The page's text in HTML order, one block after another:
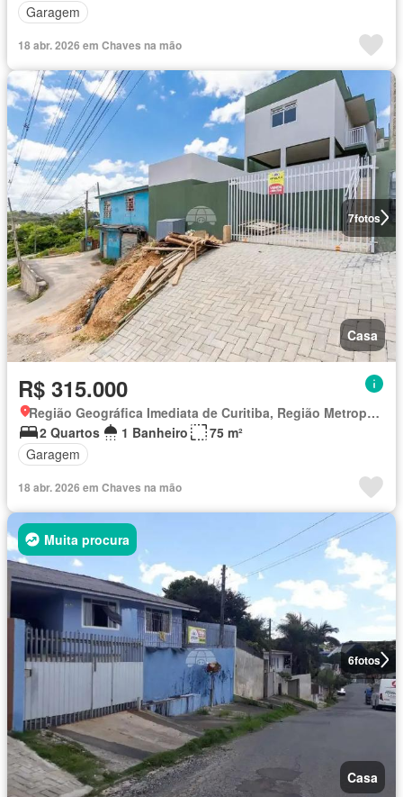
Garagem
18 abr. 2026 em Chaves na mão
7fotos
Casa
R$ 315.000
Região Geográfica Imediata de Curitiba, Região Metropolitana de Curitiba
2 Quartos
1 Banheiro
75 m²
Garagem
18 abr. 2026 em Chaves na mão
6fotos
Muita procura
Casa